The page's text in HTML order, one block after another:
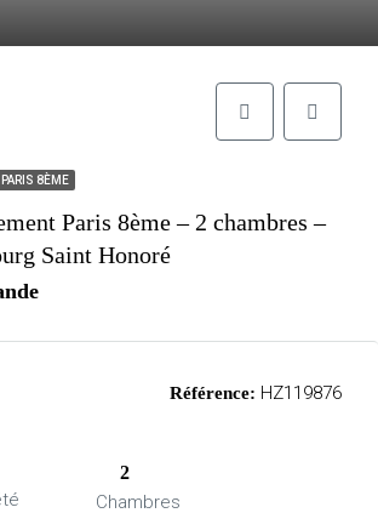
PARIS 8ÈME
Paris 8ème – 2 chambres –
Saint Honoré
Référence: HZ119876
2
Chambres